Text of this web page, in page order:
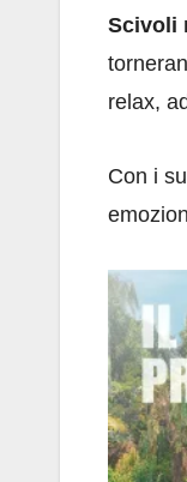
Scivoli
relax,
Con i